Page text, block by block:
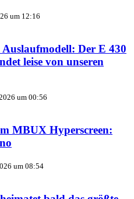
um 12:16
Der E 430
leise von unseren
um 00:56
MBUX Hyperscreen:
um 08:54